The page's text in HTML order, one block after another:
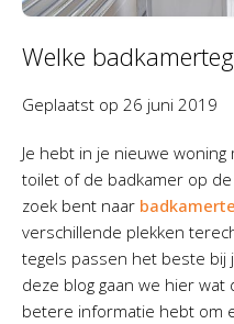
Welke
Geplaatst op 26 juni 2019
Je hebt in je nieuwe
toilet of de badkamer op
zoek bent naar
verschillende plekken
tegels passen het beste bij
deze blog gaan we hier
betere informatie hebt om